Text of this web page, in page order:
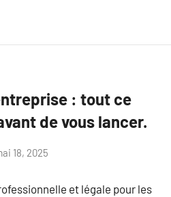
: tout ce
de vous lancer.
18, 2025
et légale pour les